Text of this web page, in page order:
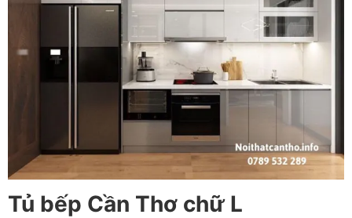
Tủ bếp Cần Thơ chữ L